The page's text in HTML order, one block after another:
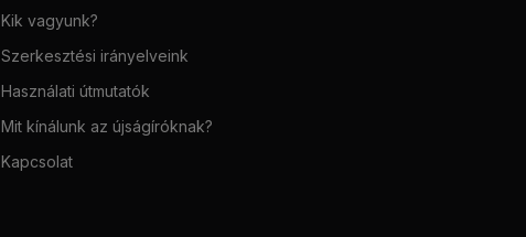
Kik vagyunk?
Szerkesztési irányelveink
Használati útmutatók
Mit kínálunk az újságíróknak?
Kapcsolat